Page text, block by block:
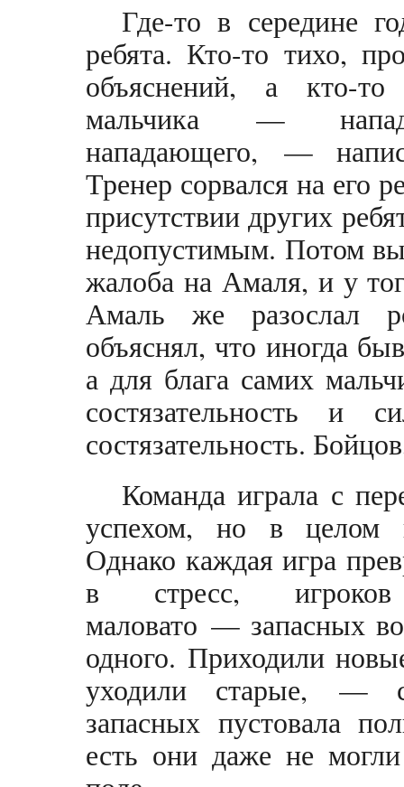
Где-то в середине
ребята. Кто-то тихо,
объяснений, а кто-
мальчика —
нападающего, —
Тренер сорвался на его
присутствии других
недопустимым. Потом
жалоба на Амаля, и у
Амаль же разослал
объяснял, что иногда
а для блага самих
состязательность
состязательность.
Команда играла с
успехом, но в целом
Однако каждая игра
в стресс,
маловато — запасных
одного. Приходили
уходили старые, —
запасных пустовала
есть они даже не